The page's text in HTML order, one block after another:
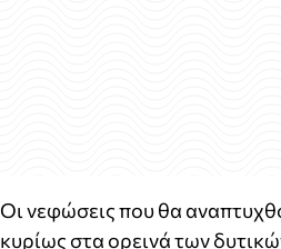
Οι νεφώσεις που θα
κυρίως στα ορεινά των